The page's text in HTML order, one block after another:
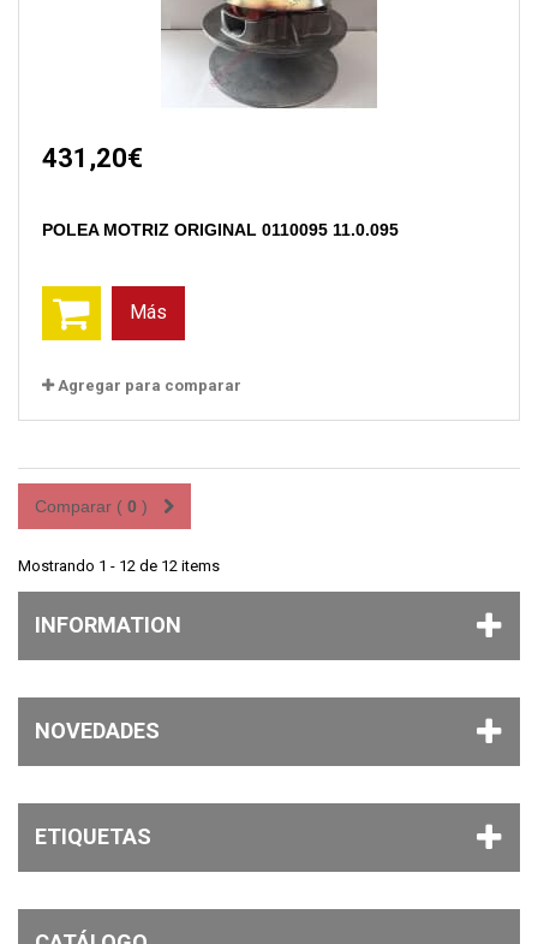
431,20€
POLEA MOTRIZ ORIGINAL 0110095 11.0.095
Más
Agregar para comparar
Comparar ( 0 )
Mostrando 1 - 12 de 12 items
INFORMATION
NOVEDADES
ETIQUETAS